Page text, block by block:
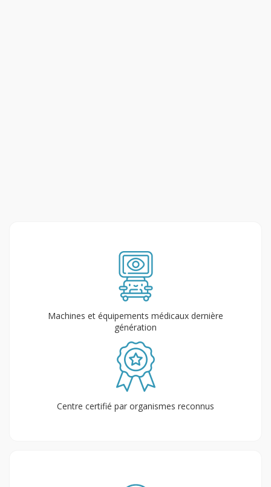
Machines et équipements médicaux dernière
génération
Centre certifié par organismes reconnus